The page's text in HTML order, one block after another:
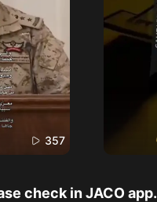
357
check in JACO app.